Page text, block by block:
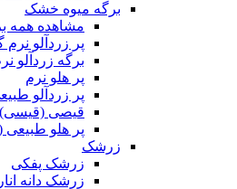
برگه میوه خشک
مشاهده همه
پر زردآلو
برگه زردآلو
پر هلو نرم
پر زردآلو
قیصی (قیسی)
پر هلو
زرشک
زرشک پفکی
زرشک دانه